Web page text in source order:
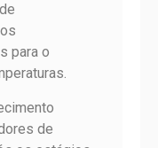
para o
de